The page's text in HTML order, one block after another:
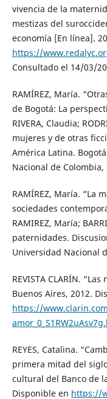
vivencia de la
mestizas del
economía [En línea].
https://
Consultado el 14/03/
RAMÍREZ, María.
de Bogotá: La
RIVERA, Claudia;
mujeres y de otras
América Latina.
Nacional de Colombia,
RAMÍREZ, María. “La
sociedades
RAMIREZ, María;
paternidades.
Universidad Nacional
REVISTA CLARÍN.
Buenos Aires, 2012.
https://
REYES, Catalina.
primera mitad del
cultural del Banco de
Disponible en https://